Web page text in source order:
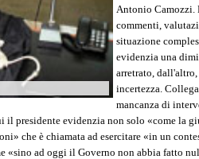
Antonio Camozzi.
commenti,
situazione
evidenzia una
arretrato,
incertezza.
mancanza di
il presidente evidenzia non solo «come la
che è chiamata ad esercitare «in un
«sino ad oggi il Governo non abbia fatto